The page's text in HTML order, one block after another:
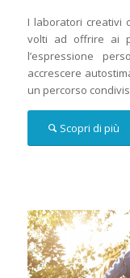
I laboratori creativi
volti ad offrire ai
l’espressione
accrescere
un percorso
Scopri di più